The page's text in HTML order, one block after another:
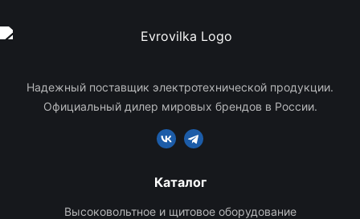
Надежный поставщик электротехнической продукции.
Официальный дилер мировых брендов в России.
Каталог
Высоковольтное и щитовое оборудование